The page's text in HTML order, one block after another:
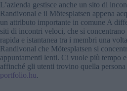
L’azienda gestisce anche un sito di
Randivonal e il Mötesplatsen appena
un attributo importante in comune A
siti di incontri veloci, che si
rapida e istantanea tra i membri una
Randivonal che Mötesplatsen si
appuntamenti lenti. Ci vuole più tempo
affinché gli utenti trovino quella persona
portfolio.hu.